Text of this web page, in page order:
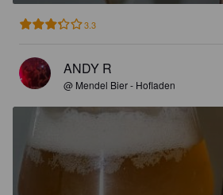
3.3
ANDY R
@ Mendel Bier - Hofladen